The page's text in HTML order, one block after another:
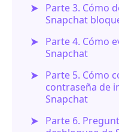
Parte 3. Cómo
Snapchat
Parte 4. Cómo
Snapchat
Parte 5. Cómo
contraseña de
Snapchat
Parte 6.